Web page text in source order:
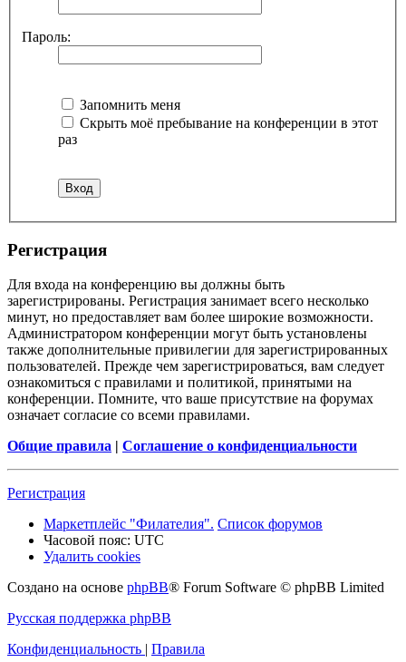
Пароль:
Запомнить меня
Скрыть моё пребывание на конференции в этот
раз
Регистрация
Для входа на конференцию вы должны быть
зарегистрированы. Регистрация занимает всего несколько
минут, но предоставляет вам более широкие возможности.
Администратором конференции могут быть установлены
также дополнительные привилегии для зарегистрированных
пользователей. Прежде чем зарегистрироваться, вам следует
ознакомиться с правилами и политикой, принятыми на
конференции. Помните, что ваше присутствие на форумах
означает согласие со всеми правилами.
Общие правила | Соглашение о конфиденциальности
Регистрация
Маркетплейс "Филателия". Список форумов
Часовой пояс: UTC
Удалить cookies
Создано на основе phpBB® Forum Software © phpBB Limited
Русская поддержка phpBB
Конфиденциальность | Правила